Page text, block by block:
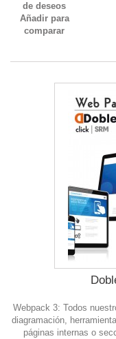
de deseos
Añadir para
comparar
Webpack 3: Todos
diagramación,
páginas internas o